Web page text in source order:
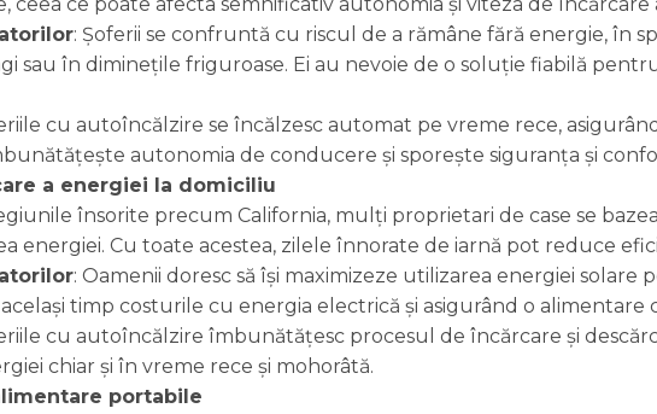
ceea ce poate afecta semnificativ autonomia și viteza de
: Șoferii se confruntă cu riscul de a rămâne fără energie, în
sau în diminețile friguroase. Ei au nevoie de o soluție fiabilă
cu autoîncălzire se încălzesc automat pe vreme rece,
autonomia de conducere și sporește siguranța și
a energiei la domiciliu
însorite precum California, mulți proprietari de case se
energiei. Cu toate acestea, zilele înnorate de iarnă pot reduce
: Oamenii doresc să își maximizeze utilizarea energiei
timp costurile cu energia electrică și asigurând o alimentare
cu autoîncălzire îmbunătățesc procesul de încărcare și
chiar și în vreme rece și mohorâtă.
portabile